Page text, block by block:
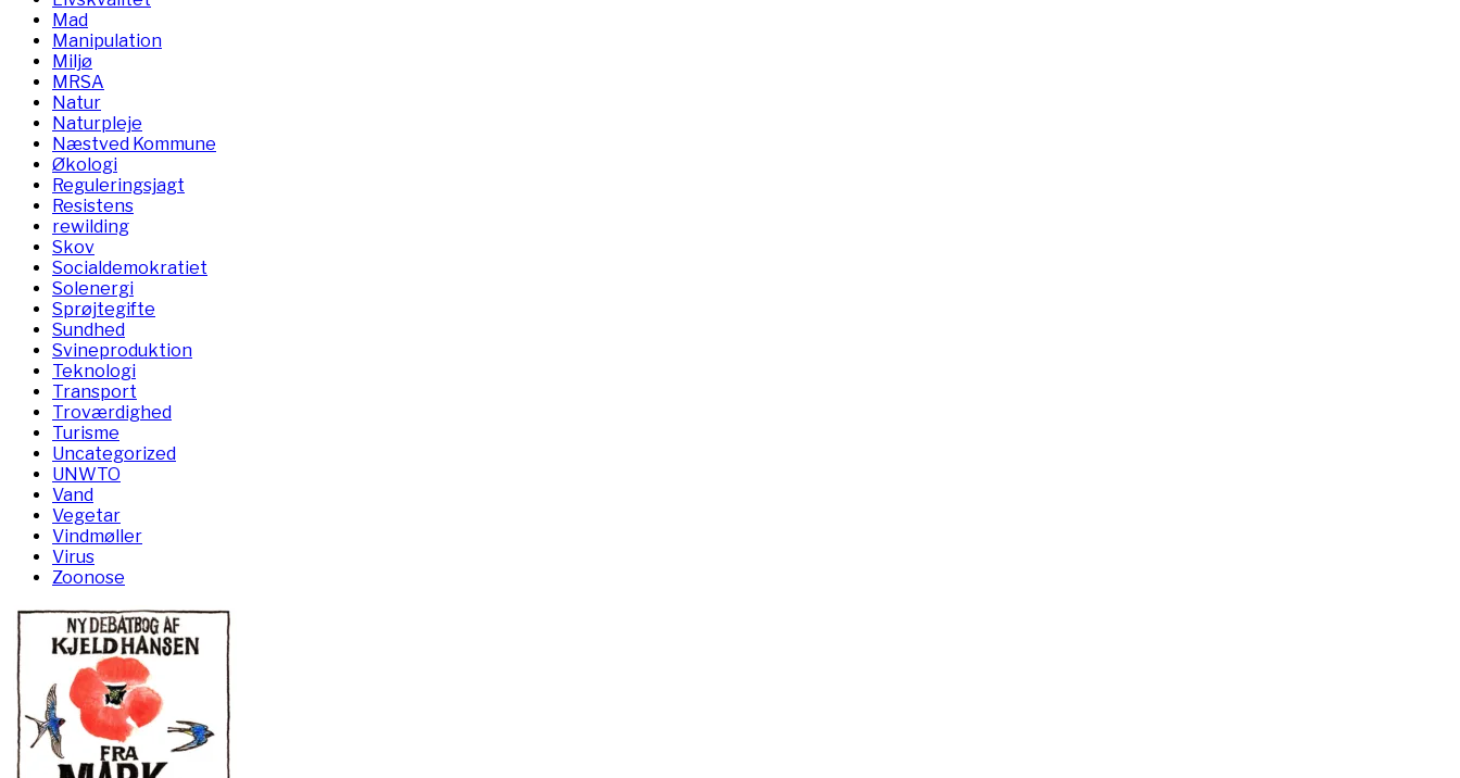
Mad
Manipulation
Miljø
MRSA
Natur
Naturpleje
Næstved Kommune
Økologi
Reguleringsjagt
Resistens
rewilding
Skov
Socialdemokratiet
Solenergi
Sprøjtegifte
Sundhed
Svineproduktion
Teknologi
Transport
Troværdighed
Turisme
Uncategorized
UNWTO
Vand
Vegetar
Vindmøller
Virus
Zoonose